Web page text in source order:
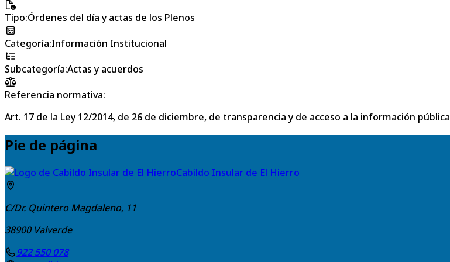
Tipo:Órdenes del día y actas de los Plenos
Categoría:Información Institucional
Subcategoría:Actas y acuerdos
Referencia normativa:
Art. 17 de la Ley 12/2014, de 26 de diciembre, de transparencia y de acceso a la información pública
Pie de página
Cabildo Insular de El Hierro
C/Dr. Quintero Magdaleno, 11
38900 Valverde
922 550 078